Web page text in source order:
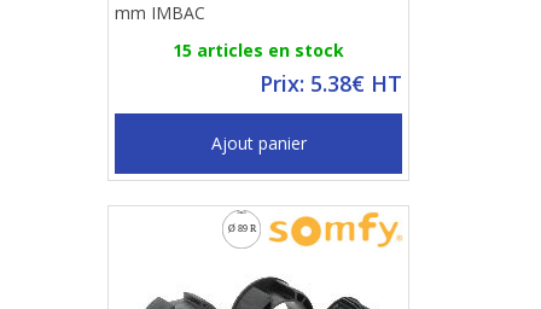
mm IMBAC
15 articles en stock
Prix: 5.38€ HT
Ajout panier